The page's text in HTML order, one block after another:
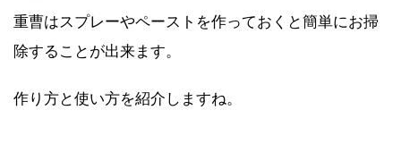
重曹はスプレーやペーストを作っておくと簡単にお掃
除することが出来ます。
作り方と使い方を紹介しますね。